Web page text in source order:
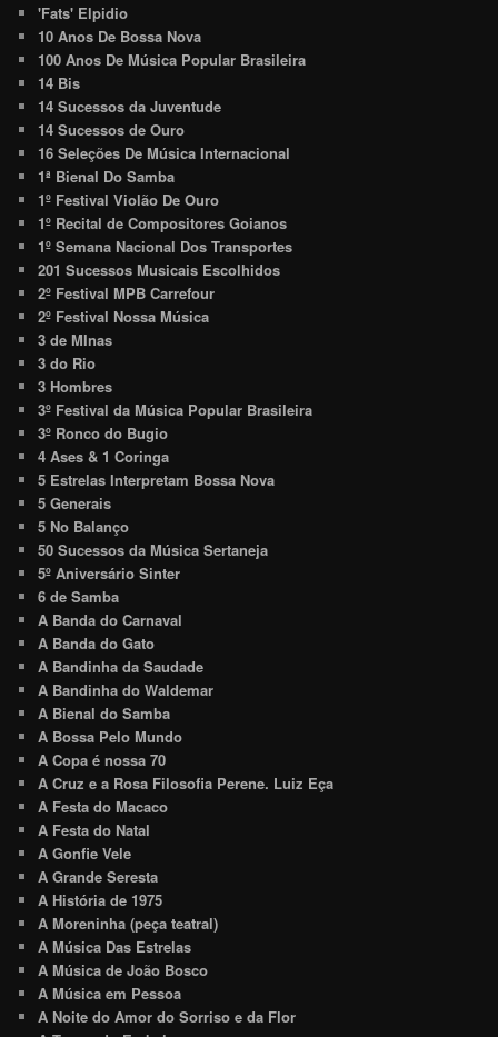
'Fats' Elpidio
10 Anos De Bossa Nova
100 Anos De Música Popular Brasileira
14 Bis
14 Sucessos da Juventude
14 Sucessos de Ouro
16 Seleções De Música Internacional
1ª Bienal Do Samba
1º Festival Violão De Ouro
1º Recital de Compositores Goianos
1º Semana Nacional Dos Transportes
201 Sucessos Musicais Escolhidos
2º Festival MPB Carrefour
2º Festival Nossa Música
3 de MInas
3 do Rio
3 Hombres
3º Festival da Música Popular Brasileira
3º Ronco do Bugio
4 Ases & 1 Coringa
5 Estrelas Interpretam Bossa Nova
5 Generais
5 No Balanço
50 Sucessos da Música Sertaneja
5º Aniversário Sinter
6 de Samba
A Banda do Carnaval
A Banda do Gato
A Bandinha da Saudade
A Bandinha do Waldemar
A Bienal do Samba
A Bossa Pelo Mundo
A Copa é nossa 70
A Cruz e a Rosa Filosofia Perene. Luiz Eça
A Festa do Macaco
A Festa do Natal
A Gonfie Vele
A Grande Seresta
A História de 1975
A Moreninha (peça teatral)
A Música Das Estrelas
A Música de João Bosco
A Música em Pessoa
A Noite do Amor do Sorriso e da Flor